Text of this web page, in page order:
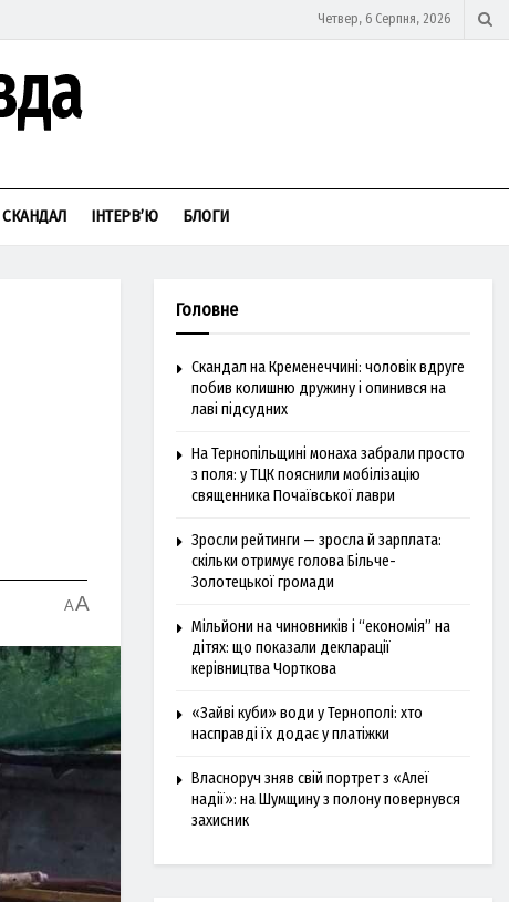
Четвер, 6 Серпня, 2026
СКАНДАЛ ІНТЕРВ’Ю БЛОГИ
AA
Головне
Скандал на Кременеччині: чоловік вдруге
побив колишню дружину і опинився на
лаві підсудних
На Тернопільщині монаха забрали просто
з поля: у ТЦК пояснили мобілізацію
священника Почаївської лаври
Зросли рейтинги — зросла й зарплата:
скільки отримує голова Більче-
Золотецької громади
Мільйони на чиновників і “економія” на
дітях: що показали декларації
керівництва Чорткова
«Зайві куби» води у Тернополі: хто
насправді їх додає у платіжки
Власноруч зняв свій портрет з «Алеї
надії»: на Шумщину з полону повернувся
захисник